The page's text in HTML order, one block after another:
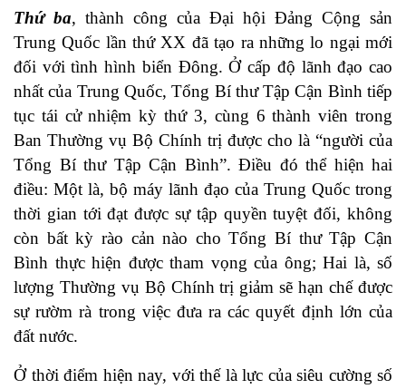
Thứ ba, thành công của Đại hội Đảng Cộng sản
Trung Quốc lần thứ XX đã tạo ra những lo ngại mới
đối với tình hình biển Đông. Ở cấp độ lãnh đạo cao
nhất của Trung Quốc, Tổng Bí thư Tập Cận Bình tiếp
tục tái cử nhiệm kỳ thứ 3, cùng 6 thành viên trong
Ban Thường vụ Bộ Chính trị được cho là “người của
Tổng Bí thư Tập Cận Bình”. Điều đó thể hiện hai
điều: Một là, bộ máy lãnh đạo của Trung Quốc trong
thời gian tới đạt được sự tập quyền tuyệt đối, không
còn bất kỳ rào cản nào cho Tổng Bí thư Tập Cận
Bình thực hiện được tham vọng của ông; Hai là, số
lượng Thường vụ Bộ Chính trị giảm sẽ hạn chế được
sự rườm rà trong việc đưa ra các quyết định lớn của
đất nước.
Ở thời điểm hiện nay, với thế là lực của siêu cường số